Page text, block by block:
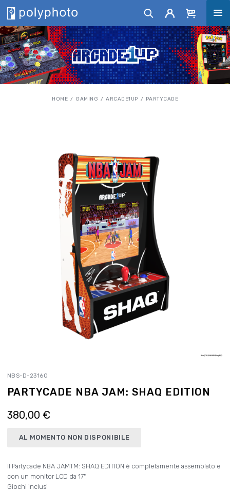
HOME GAMING ARCADE1UP PARTYCADE
NBS-D-23160
PARTYCADE NBA JAM: SHAQ EDITION
380,00 €
AL MOMENTO NON DISPONIBILE
Il Partycade NBA JAMTM: SHAQ EDITION è completamente assemblato e
con un monitor LCD da 17".
Giochi inclusi